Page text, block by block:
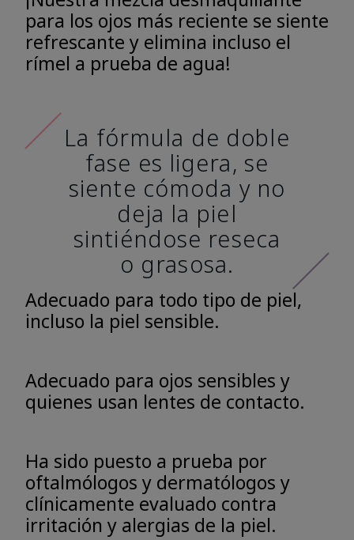
para los ojos más reciente se siente
refrescante y elimina incluso el
rímel a prueba de agua!
La fórmula de doble
fase es ligera, se
siente cómoda y no
deja la piel
sintiéndose reseca
o grasosa.
Adecuado para todo tipo de piel,
incluso la piel sensible.
Adecuado para ojos sensibles y
quienes usan lentes de contacto.
Ha sido puesto a prueba por
oftalmólogos y dermatólogos y
clínicamente evaluado contra
irritación y alergias de la piel.